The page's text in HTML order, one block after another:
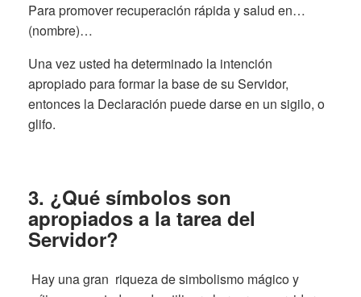
Para promover recuperación rápida y salud en…
(nombre)…
Una vez usted ha determinado la intención
apropiado para formar la base de su Servidor,
entonces la Declaración puede darse en un sigilo, o
glifo.
3. ¿Qué símbolos son
apropiados a la tarea del
Servidor?
Hay una gran riqueza de simbolismo mágico y